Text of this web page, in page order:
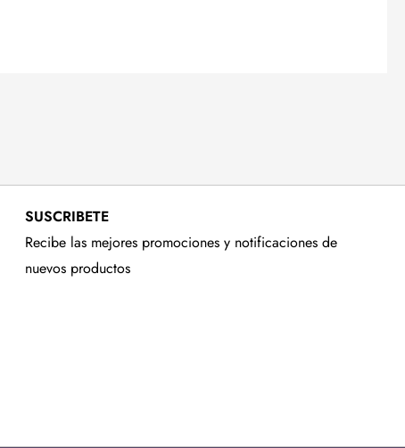
SUSCRIBETE
Recibe las mejores promociones y notificaciones de
nuevos productos